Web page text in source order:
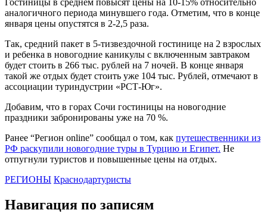
аналогичного периода минувшего года. Отметим, что в конце
января цены опустятся в 2-2,5 раза.
Так, средний пакет в 5-тизвездочной гостинице на 2 взрослых
и ребенка в новогодние каникулы с включенным завтраком
будет стоить в 266 тыс. рублей на 7 ночей. В конце января
такой же отдых будет стоить уже 104 тыс. Рублей, отмечают в
ассоциации туриндустрии «РСТ-Юг».
Добавим, что в горах Сочи гостиницы на новогодние
праздники забронированы уже на 70 %.
Ранее “Регион online” сообщал о том, как путешественники из
РФ раскупили новогодние туры в Турцию и Египет. Не
отпугнули туристов и повышенные цены на отдых.
РЕГИОНЫ Краснодартуристы
Навигация по записям